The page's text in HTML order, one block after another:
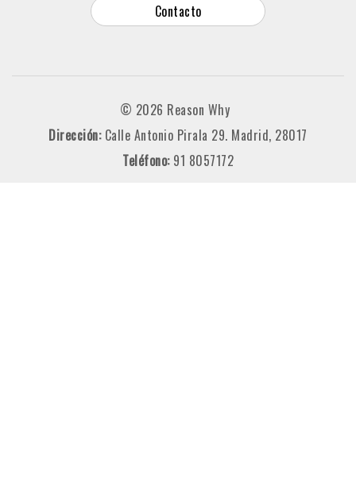
Contacto
© 2026 Reason Why
Dirección: Calle Antonio Pirala 29. Madrid, 28017
Teléfono: 91 8057172